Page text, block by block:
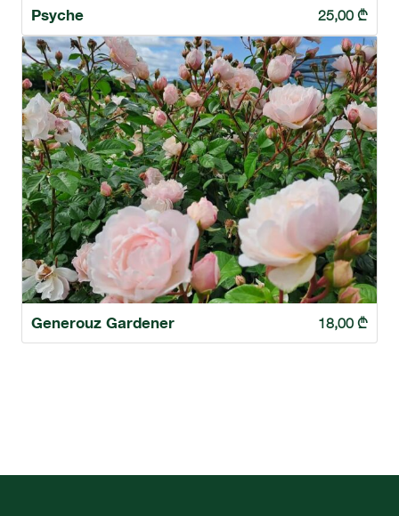
Psyche 25,00 ₾
Generouz Gardener 18,00 ₾